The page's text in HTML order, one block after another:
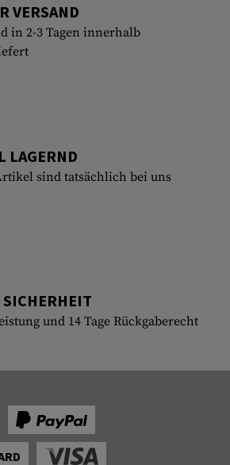
VERSAND
in 2-3 Tagen innerhalb
LAGERND
sind tatsächlich bei uns
und 14 Tage Rückgaberecht